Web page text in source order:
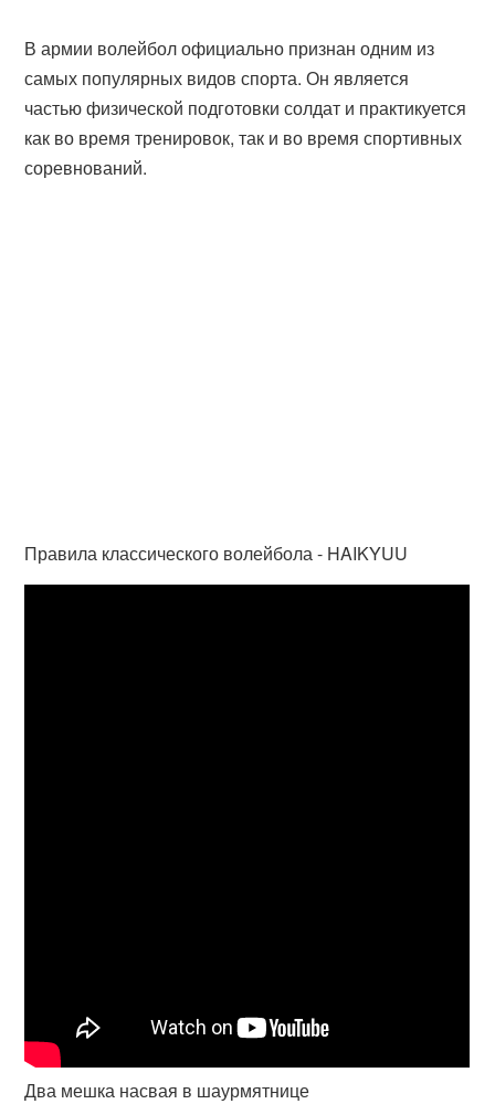
В армии волейбол официально признан одним из
самых популярных видов спорта. Он является
частью физической подготовки солдат и практикуется
как во время тренировок, так и во время спортивных
соревнований.
Правила классического волейбола - HAIKYUU
Два мешка насвая в шаурмятнице